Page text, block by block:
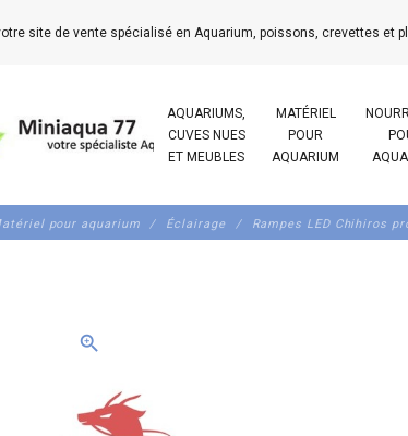
site de vente spécialisé en Aquarium, poissons, crevettes et
AQUARIUMS,
CUVES NUES
ET MEUBLES
MATÉRIEL
POUR
AQUARIUM
pour aquarium Éclairage Rampes LED Chihiros
zoom_in